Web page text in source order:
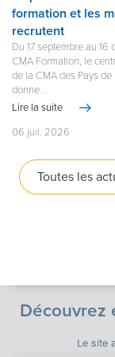
formation et les
recrutent
Du 17 septembre au
CMA Formation, le
de la CMA des Pays de
donne...
Lire la suite
06 juil. 2026
Toutes les
Découvrez
Le site